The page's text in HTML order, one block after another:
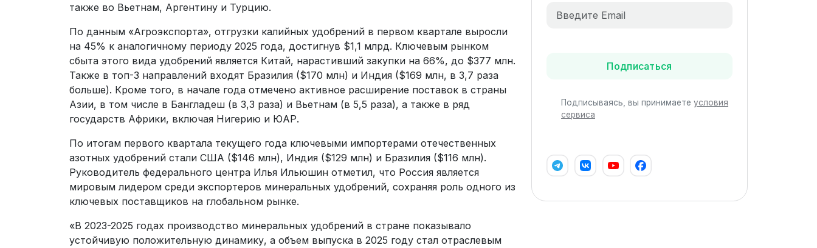
также во Вьетнам, Аргентину и Турцию.
По данным «Агроэкспорта», отгрузки калийных удобрений в первом квартале выросли
на 45% к аналогичному периоду 2025 года, достигнув $1,1 млрд. Ключевым рынком
сбыта этого вида удобрений является Китай, нарастивший закупки на 66%, до $377 млн.
Также в топ-3 направлений входят Бразилия ($170 млн) и Индия ($169 млн, в 3,7 раза
больше). Кроме того, в начале года отмечено активное расширение поставок в страны
Азии, в том числе в Бангладеш (в 3,3 раза) и Вьетнам (в 5,5 раза), а также в ряд
государств Африки, включая Нигерию и ЮАР.
По итогам первого квартала текущего года ключевыми импортерами отечественных
азотных удобрений стали США ($146 млн), Индия ($129 млн) и Бразилия ($116 млн).
Руководитель федерального центра Илья Ильюшин отметил, что Россия является
мировым лидером среди экспортеров минеральных удобрений, сохраняя роль одного из
ключевых поставщиков на глобальном рынке.
«В 2023-2025 годах производство минеральных удобрений в стране показывало
устойчивую положительную динамику, а объем выпуска в 2025 году стал отраслевым
Подписаться
Подписываясь, вы принимаете условия
сервиса